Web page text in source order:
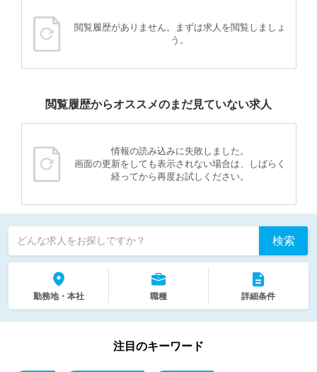
閲覧履歴がありません。まずは求人を閲覧しましょ
う。
閲覧履歴からオススメのまだ見ていない求人
情報の読み込みに失敗しました。
画面の更新をしても表示されない場合は、しばらく
経ってから再度お試しください。
どんな求人をお探しですか？ 検索
勤務地・本社 職種 詳細条件
注目のキーワード